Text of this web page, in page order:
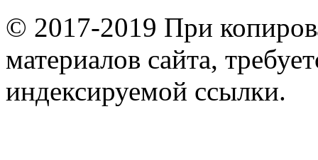
© 2017-2019 При
материалов сайта,
индексируемой ссылки.